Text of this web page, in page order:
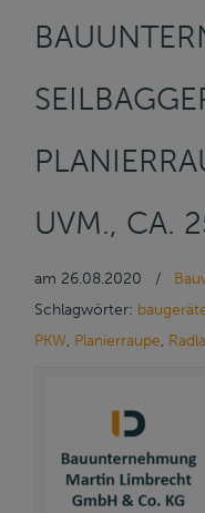
UVM., CA.
am 26.08.2020 /
Schlagwörter:
PKW, Planierraupe,